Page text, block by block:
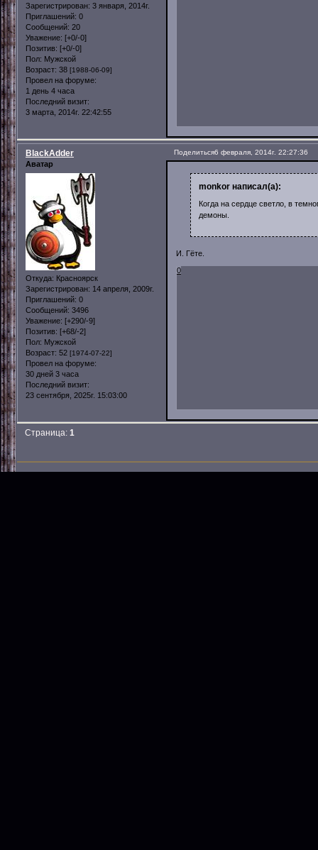
Зарегистрирован: 3 января, 2014г.
Приглашений: 0
Сообщений: 20
Уважение: [+0/-0]
Позитив: [+0/-0]
Пол: Мужской
Возраст: 38 [1988-06-09]
Провел на форуме:
1 день 4 часа
Последний визит:
3 марта, 2014г. 22:42:55
Поделиться6 февраля, 2014г. 22:27:36
BlackAdder
Аватар
Откуда: Красноярск
Зарегистрирован: 14 апреля, 2009г.
Приглашений: 0
Сообщений: 3496
Уважение: [+290/-9]
Позитив: [+68/-2]
Пол: Мужской
Возраст: 52 [1974-07-22]
Провел на форуме:
30 дней 3 часа
Последний визит:
23 сентября, 2025г. 15:03:00
monkor написал(а):
Когда на сердце светло, в
демоны.
И. Гёте.
0
Страница:1